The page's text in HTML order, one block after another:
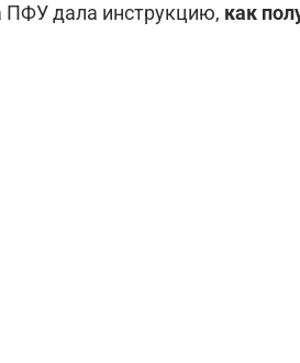
ПФУ дала инструкцию, как